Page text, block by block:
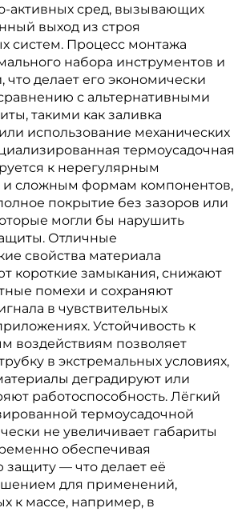
активных сред, вызывающих
выход из строя
систем. Процесс монтажа
набора инструментов и
что делает его экономически
с альтернативными
такими как заливка
использование механических
термоусадочная
к нерегулярным
и сложным формам компонентов,
покрытие без зазоров или
могли бы нарушить
Отличные
свойства материала
короткие замыкания, снижают
помехи и сохраняют
в чувствительных
Устойчивость к
воздействиям позволяет
в экстремальных условиях,
деградируют или
работоспособность. Лёгкий
термоусадочной
не увеличивает габариты
обеспечивая
— что делает её
для применений,
к массе, например, в